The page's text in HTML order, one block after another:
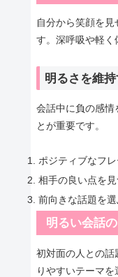
自分から笑顔を
す。深呼吸や軽く
明るさを維
会話中に負の感情
とが重要です。
ポジティブなフレ
相手の良い点を見
前向きな話題を選
明るい会話
初対面の人との話
りやすいテーマ